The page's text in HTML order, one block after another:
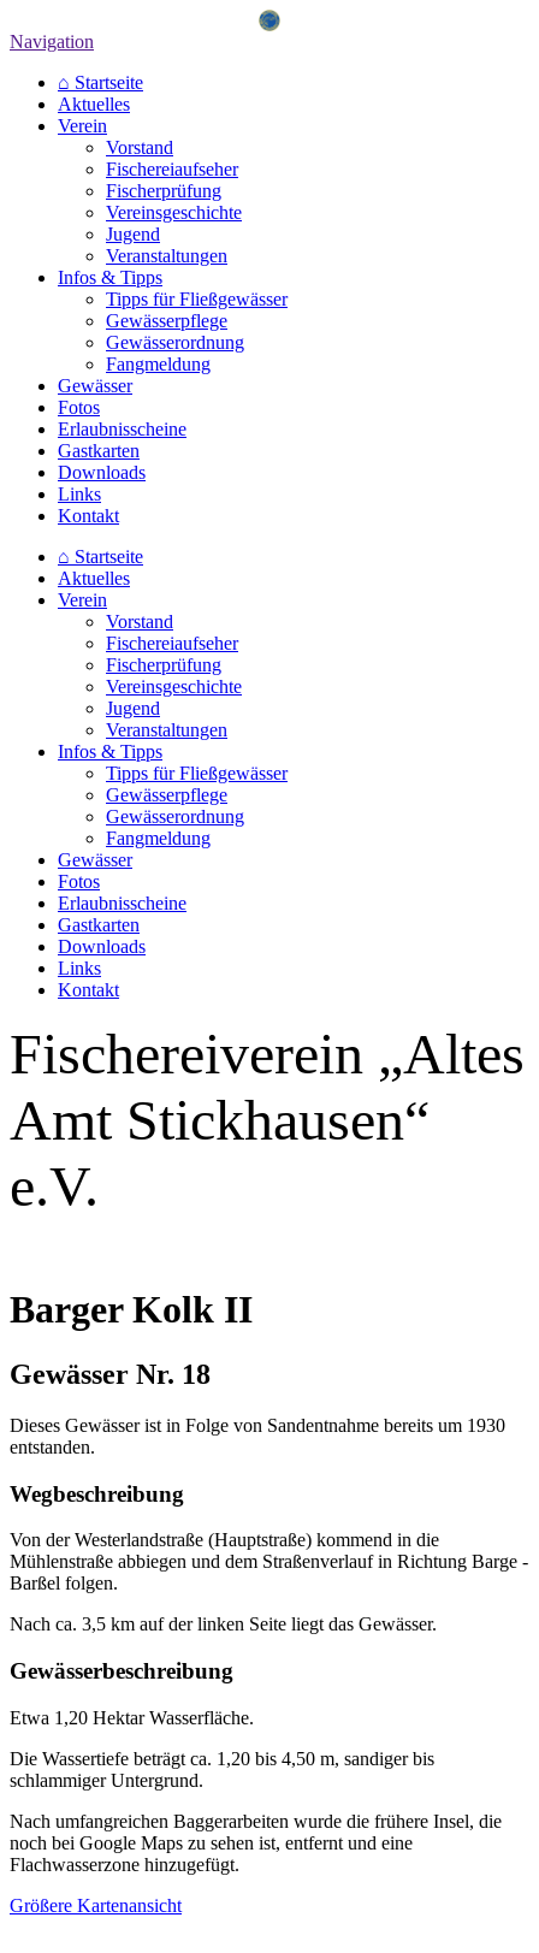
Navigation
⌂ Startseite
Aktuelles
Verein
Vorstand
Fischereiaufseher
Fischerprüfung
Vereinsgeschichte
Jugend
Veranstaltungen
Infos & Tipps
Tipps für Fließgewässer
Gewässerpflege
Gewässerordnung
Fangmeldung
Gewässer
Fotos
Erlaubnisscheine
Gastkarten
Downloads
Links
Kontakt
⌂ Startseite
Aktuelles
Verein
Vorstand
Fischereiaufseher
Fischerprüfung
Vereinsgeschichte
Jugend
Veranstaltungen
Infos & Tipps
Tipps für Fließgewässer
Gewässerpflege
Gewässerordnung
Fangmeldung
Gewässer
Fotos
Erlaubnisscheine
Gastkarten
Downloads
Links
Kontakt
Fischereiverein „Altes
Amt Stickhausen“
e.V.
Barger Kolk II
Gewässer Nr. 18
Dieses Gewässer ist in Folge von Sandentnahme bereits um 1930
entstanden.
Wegbeschreibung
Von der Westerlandstraße (Hauptstraße) kommend in die
Mühlenstraße abbiegen und dem Straßenverlauf in Richtung Barge -
Barßel folgen.
Nach ca. 3,5 km auf der linken Seite liegt das Gewässer.
Gewässerbeschreibung
Etwa 1,20 Hektar Wasserfläche.
Die Wassertiefe beträgt ca. 1,20 bis 4,50 m, sandiger bis
schlammiger Untergrund.
Nach umfangreichen Baggerarbeiten wurde die frühere Insel, die
noch bei Google Maps zu sehen ist, entfernt und eine
Flachwasserzone hinzugefügt.
Größere Kartenansicht